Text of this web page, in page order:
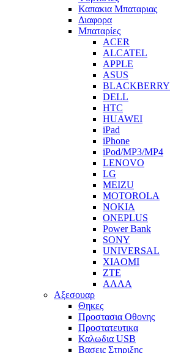
Καπακια Μπαταριας
Διαφορα
Μπαταρίες
ACER
ALCATEL
APPLE
ASUS
BLACKBERRY
DELL
HTC
HUAWEI
iPad
iPhone
iPod/MP3/MP4
LENOVO
LG
MEIZU
MOTOROLA
NOKIA
ONEPLUS
Power Bank
SONY
UNIVERSAL
XIAOMI
ZTE
ΑΛΛΑ
Αξεσουαρ
Θηκες
Προστασια Οθονης
Προστατευτικα
Καλωδια USB
Βασεις Στηριξης